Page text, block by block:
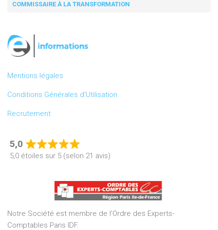
COMMISSAIRE À LA TRANSFORMATION
Mentions légales
Conditions Générales d’Utilisation
Recrutement
5,0
Rated
5,0
of
5
5,0 étoiles sur 5 (selon 21 avis)
Notre Société est membre de l’Ordre des Experts-
Comptables Paris IDF.